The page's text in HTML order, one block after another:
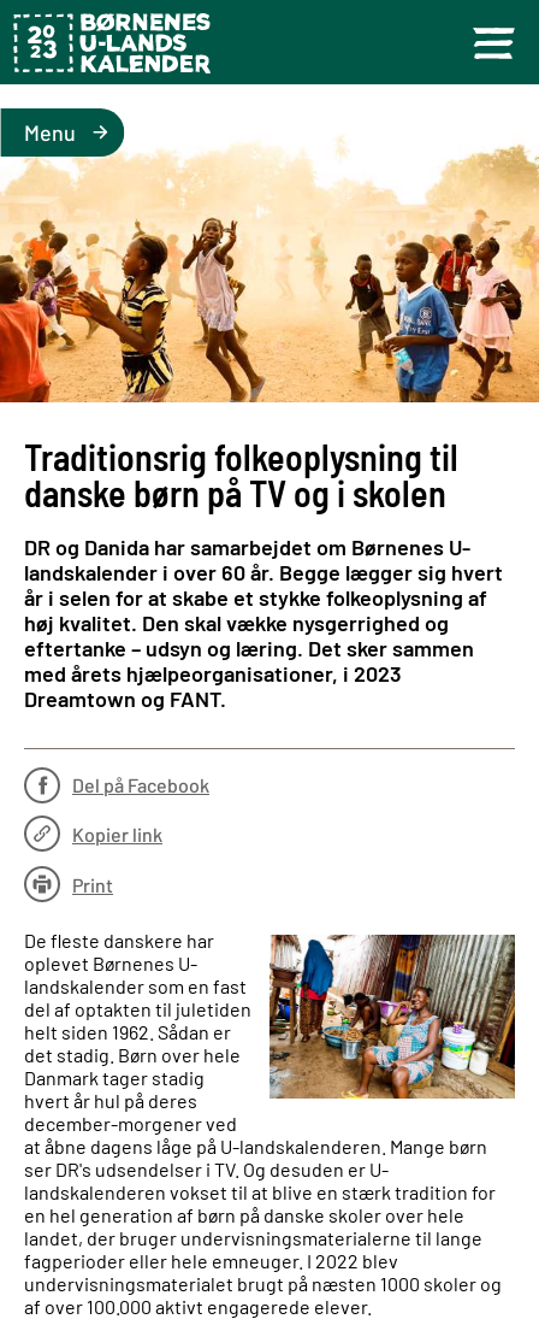
Menu
Traditionsrig folkeoplysning til
danske børn på TV og i skolen
DR og Danida har samarbejdet om Børnenes U-
landskalender i over 60 år. Begge lægger sig hvert
år i selen for at skabe et stykke folkeoplysning af
høj kvalitet. Den skal vække nysgerrighed og
eftertanke – udsyn og læring. Det sker sammen
med årets hjælpeorganisationer, i 2023
Dreamtown og FANT.
Del på Facebook
Kopier link
Print
De fleste danskere har
oplevet Børnenes U-
landskalender som en fast
del af optakten til juletiden
helt siden 1962. Sådan er
det stadig. Børn over hele
Danmark tager stadig
hvert år hul på deres
december-morgener ved
at åbne dagens låge på U-landskalenderen. Mange børn
ser DR's udsendelser i TV. Og desuden er U-
landskalenderen vokset til at blive en stærk tradition for
en hel generation af børn på danske skoler over hele
landet, der bruger undervisningsmaterialerne til lange
fagperioder eller hele emneuger. I 2022 blev
undervisningsmaterialet brugt på næsten 1000 skoler og
af over 100.000 aktivt engagerede elever.